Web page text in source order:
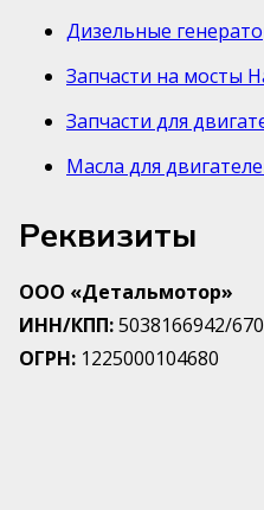
Дизельные
Запчасти на мосты
Запчасти для
Масла для
Реквизиты
ООО «Детальмотор»
ИНН/КПП:5038166942/
ОГРН: 1225000104680